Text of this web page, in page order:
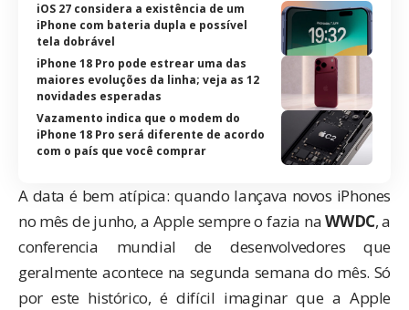
iOS 27 considera a existência de um
iPhone com bateria dupla e possível
tela dobrável
iPhone 18 Pro pode estrear uma das
maiores evoluções da linha; veja as 12
novidades esperadas
Vazamento indica que o modem do
iPhone 18 Pro será diferente de acordo
com o país que você comprar
A data é bem atípica: quando lançava novos iPhones
no mês de junho, a Apple sempre o fazia naWWDC, a
conferencia mundial de desenvolvedores que
geralmente acontece na segunda semana do mês. Só
por este histórico, é difícil imaginar que a Apple